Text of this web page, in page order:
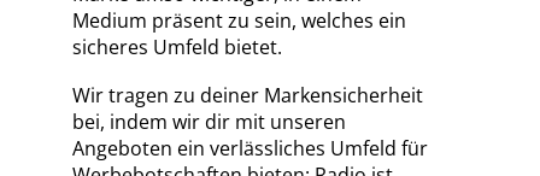
Medium präsent zu sein, welches ein
sicheres Umfeld bietet.
Wir tragen zu deiner Markensicherheit
bei, indem wir dir mit unseren
Angeboten ein verlässliches Umfeld für